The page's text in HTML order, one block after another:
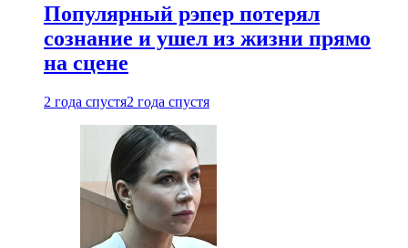
Популярный рэпер потерял
сознание и ушел из жизни прямо
на сцене
2 года спустя2 года спустя